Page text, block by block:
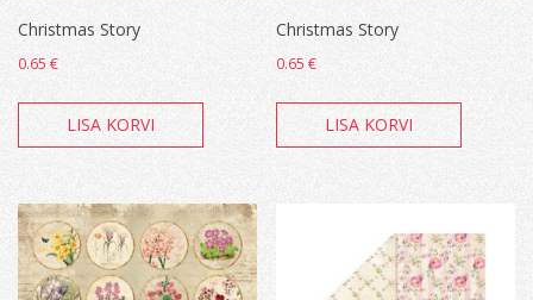
Christmas Story
0.65 €
LISA KORVI
Christmas Story
0.65€
LISA KORVI